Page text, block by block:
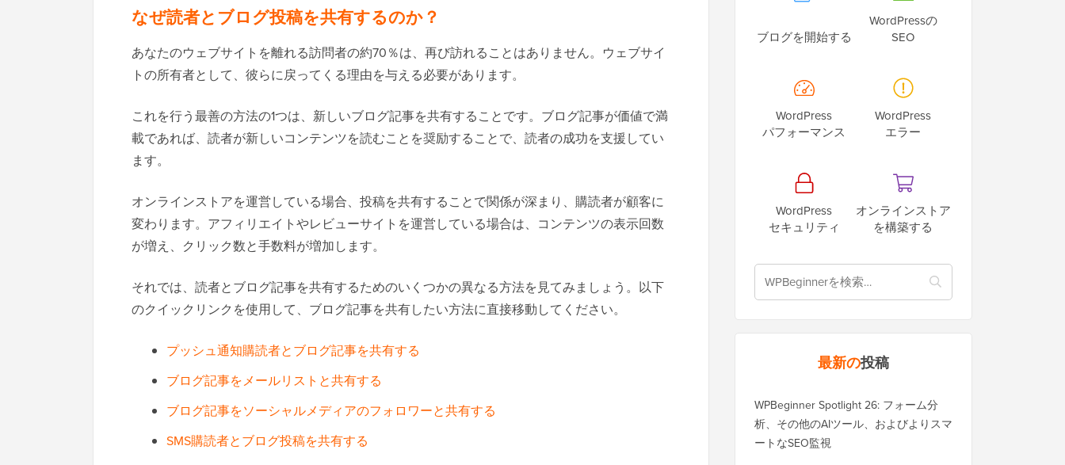
なぜ読者とブログ投稿を共有するのか？
あなたのウェブサイトを離れる訪問者の約70％は、再び訪れることはありません。ウェブサイ
トの所有者として、彼らに戻ってくる理由を与える必要があります。
これを行う最善の方法の1つは、新しいブログ記事を共有することです。ブログ記事が価値で満
載であれば、読者が新しいコンテンツを読むことを奨励することで、読者の成功を支援してい
ます。
オンラインストアを運営している場合、投稿を共有することで関係が深まり、購読者が顧客に
変わります。アフィリエイトやレビューサイトを運営している場合は、コンテンツの表示回数
が増え、クリック数と手数料が増加します。
それでは、読者とブログ記事を共有するためのいくつかの異なる方法を見てみましょう。以下
のクイックリンクを使用して、ブログ記事を共有したい方法に直接移動してください。
プッシュ通知購読者とブログ記事を共有する
ブログ記事をメールリストと共有する
ブログ記事をソーシャルメディアのフォロワーと共有する
SMS購読者とブログ投稿を共有する
ブログを開始する
WordPressの
SEO
WordPress
パフォーマンス
WordPress
エラー
WordPress
セキュリティ
オンラインストア
を構築する
最新の投稿
WPBeginner Spotlight 26: フォーム分
析、その他のAIツール、およびよりスマ
ートなSEO監視